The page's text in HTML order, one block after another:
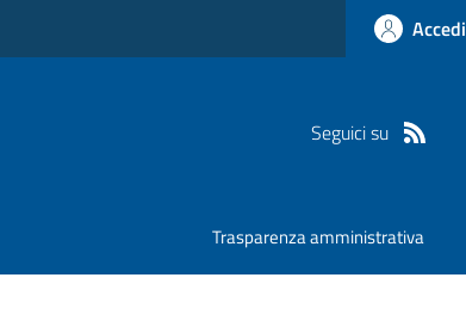
Seguici su
Trasparenza amministrativa